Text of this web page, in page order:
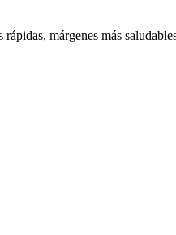
márgenes más